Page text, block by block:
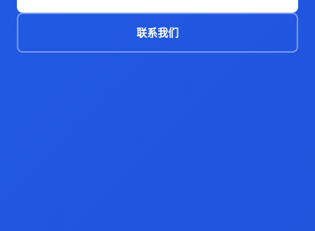
联系我们